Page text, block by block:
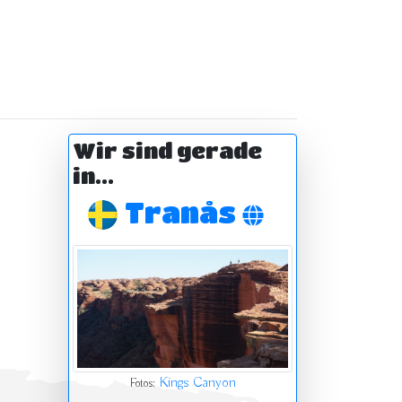
Wir sind gerade
in...
Tranås
Fotos: Kings Canyon